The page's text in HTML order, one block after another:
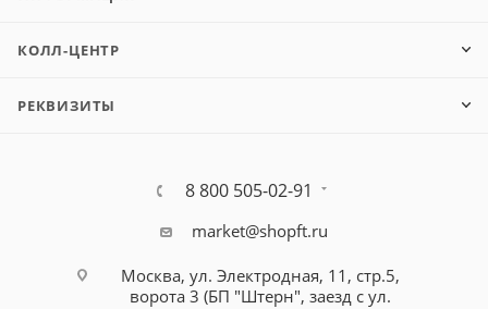
КОЛЛ-ЦЕНТР
РЕКВИЗИТЫ
8 800 505-02-91
market@shopft.ru
Москва, ул. Электродная, 11, стр.5,
ворота 3 (БП "Штерн", заезд с ул.